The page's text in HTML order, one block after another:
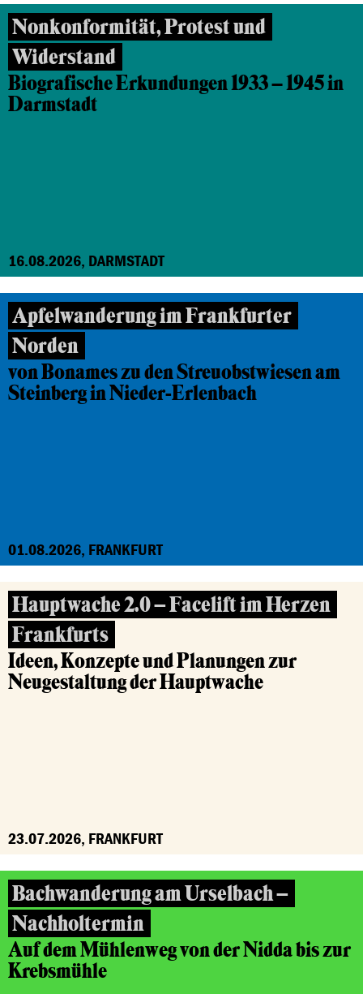
Nonkonformität, Protest und
Widerstand
Biografische Erkundungen 1933 – 1945 in
Darmstadt
16.08.2026, DARMSTADT
Apfelwanderung im Frankfurter
Norden
von Bonames zu den Streuobstwiesen am
Steinberg in Nieder-Erlenbach
01.08.2026, FRANKFURT
Hauptwache 2.0 – Facelift im Herzen
Frankfurts
Ideen, Konzepte und Planungen zur
Neugestaltung der Hauptwache
23.07.2026, FRANKFURT
Bachwanderung am Urselbach –
Nachholtermin
Auf dem Mühlenweg von der Nidda bis zur
Krebsmühle